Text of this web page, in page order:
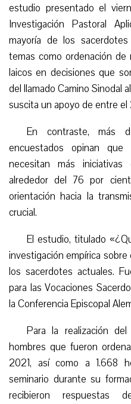
estudio presentado el
Investigación Pastoral
mayoría de los
temas como ordenación
laicos en decisiones que
del llamado Camino Sinodal
suscita un apoyo de entre
En contraste, más
encuestados opinan
necesitan más
alrededor del 76 por
orientación hacia la
crucial.
El estudio, titulado
investigación empírica
los sacerdotes actuales.
para las Vocaciones
la Conferencia Episcopal
Para la realización
hombres que fueron
2021, así como a 1.668
seminario durante su
recibieron